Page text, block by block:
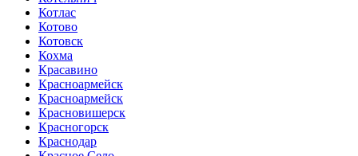
Котлас
Котово
Котовск
Кохма
Красавино
Красноармейск
Красноармейск
Красновишерск
Красногорск
Краснодар